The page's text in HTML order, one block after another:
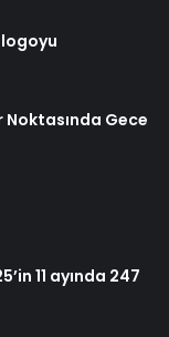
Noktasında Gece
11 ayında 247